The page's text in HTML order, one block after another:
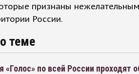
признаны
России.
теме
«Голос» по всей России проходят